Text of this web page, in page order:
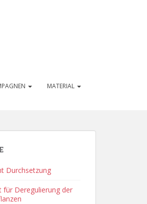
MATERIAL
Durchsetzung
für Deregulierung der